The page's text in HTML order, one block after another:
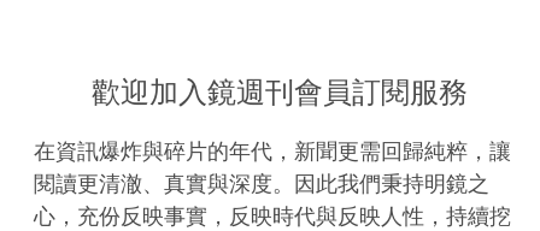
歡迎加入鏡週刊會員訂閱服務
在資訊爆炸與碎片的年代，新聞更需回歸純粹，讓
閱讀更清澈、真實與深度。因此我們秉持明鏡之
心，充份反映事實，反映時代與反映人性，持續挖